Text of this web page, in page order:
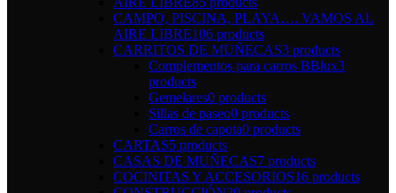
CAMPO, PISCINA, PLAYA…. VAMOS AL
AIRE LIBRE106 products
CARRITOS DE MUÑECAS3 products
Complementos para carros BBlux3
products
Gemelares0 products
Sillas de paseo0 products
Carros de capota0 products
CARTAS5 products
CASAS DE MUÑECAS7 products
COCINITAS Y ACCESORIOS16 products